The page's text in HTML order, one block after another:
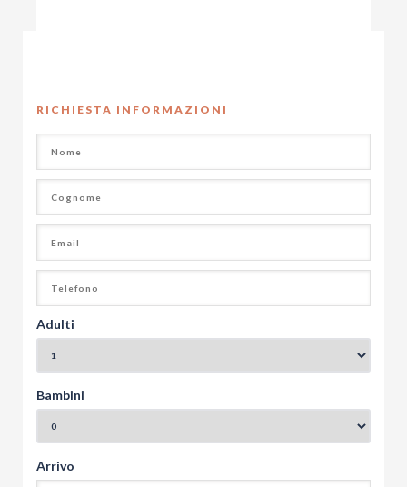
RICHIESTA INFORMAZIONI
Adulti
Bambini
Arrivo